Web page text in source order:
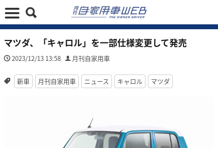
マツダ、「キャロル」を一部仕様変更して発売
2023/12/13 13:58 月刊自家用車
新車 月刊自家用車 ニュース キャロル マツダ